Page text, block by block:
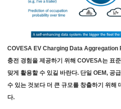
COVESA EV Charging Data Aggregation
충전 경험을 제공하기 위해 COVESA는 표
맞게 활용할 수 있길 바란다. 단일 OEM, 공
수 있는 것보다 더 큰 규모를 창출하기 위해
다.